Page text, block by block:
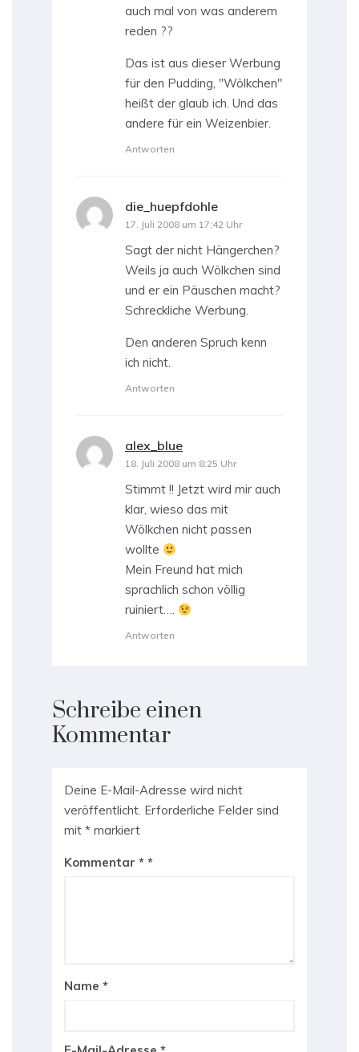
auch mal von was anderem
reden ??
Das ist aus dieser Werbung
für den Pudding, "Wölkchen"
heißt der glaub ich. Und das
andere für ein Weizenbier.
Antworten
die_huepfdohle
17. Juli 2008 um 17:42 Uhr
Sagt der nicht Hängerchen?
Weils ja auch Wölkchen sind
und er ein Päuschen macht?
Schreckliche Werbung.
Den anderen Spruch kenn
ich nicht.
Antworten
alex_blue
18. Juli 2008 um 8:25 Uhr
Stimmt !! Jetzt wird mir auch
klar, wieso das mit
Wölkchen nicht passen
wollte
Mein Freund hat mich
sprachlich schon völlig
ruiniert….
Antworten
Schreibe einen
Kommentar
Deine E-Mail-Adresse wird nicht
veröffentlicht. Erforderliche Felder sind
mit * markiert
Kommentar *
Name *